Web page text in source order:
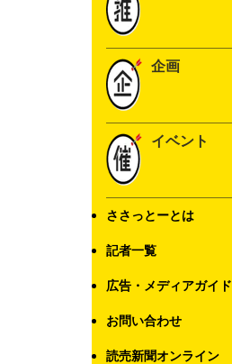
企画
イベント
ささっとーとは
記者一覧
広告・メディアガイド
お問い合わせ
読売新聞オンライン